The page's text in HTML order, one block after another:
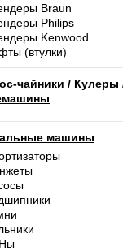
Braun
Philips
Kenwood
(втулки)
чайники / Кулеры
машины